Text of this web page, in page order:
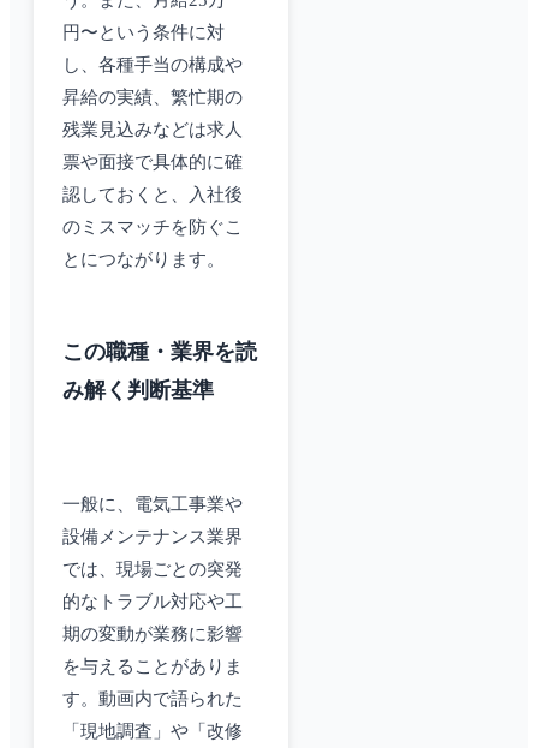
円〜という条件に対
し、各種手当の構成や
昇給の実績、繁忙期の
残業見込みなどは求人
票や面接で具体的に確
認しておくと、入社後
のミスマッチを防ぐこ
とにつながります。
この職種・業界を読
み解く判断基準
一般に、電気工事業や
設備メンテナンス業界
では、現場ごとの突発
的なトラブル対応や工
期の変動が業務に影響
を与えることがありま
す。動画内で語られた
「現地調査」や「改修